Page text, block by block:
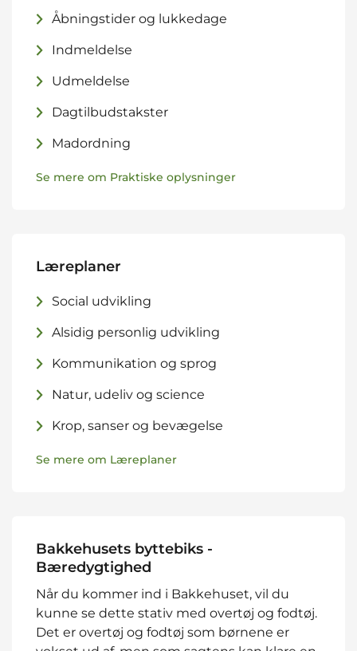
Åbningstider og lukkedage
Indmeldelse
Udmeldelse
Dagtilbudstakster
Madordning
Se mere om Praktiske oplysninger
Læreplaner
Social udvikling
Alsidig personlig udvikling
Kommunikation og sprog
Natur, udeliv og science
Krop, sanser og bevægelse
Se mere om Læreplaner
Bakkehusets byttebiks -
Bæredygtighed
Når du kommer ind i Bakkehuset, vil du
kunne se dette stativ med overtøj og fodtøj.
Det er overtøj og fodtøj som børnene er